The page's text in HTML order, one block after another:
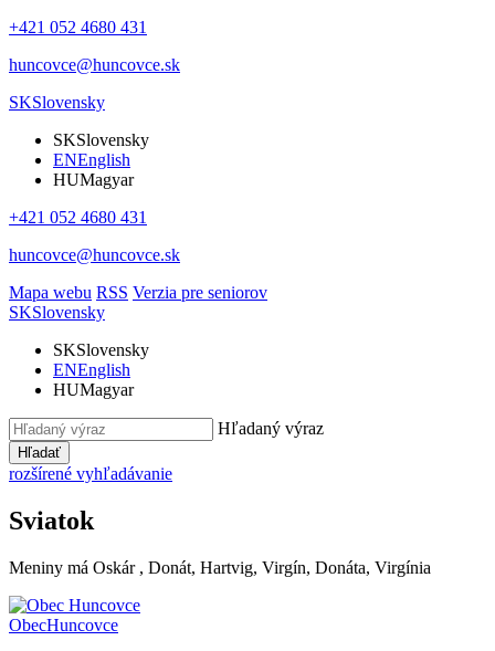
+421 052 4680 431
huncovce@huncovce.sk
SKSlovensky
SKSlovensky
ENEnglish
HUMagyar
+421 052 4680 431
huncovce@huncovce.sk
Mapa webu RSS Verzia pre seniorov
SKSlovensky
SKSlovensky
ENEnglish
HUMagyar
Hľadaný výraz
Hľadať
rozšírené vyhľadávanie
Sviatok
Meniny má Oskár , Donát, Hartvig, Virgín, Donáta, Virgínia
ObecHuncovce